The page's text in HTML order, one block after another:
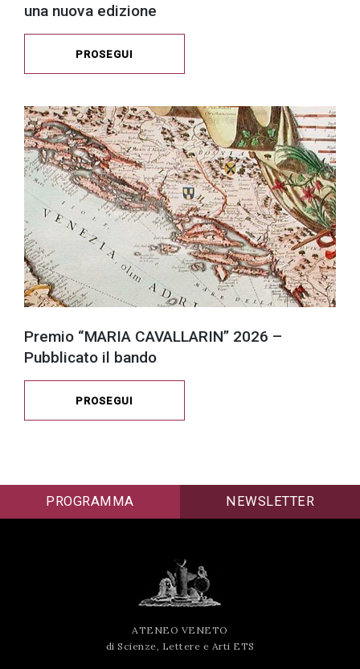
una nuova edizione
PROSEGUI
Premio “MARIA CAVALLARIN” 2026 –
Pubblicato il bando
PROSEGUI
PROGRAMMA NEWSLETTER
ATENEO VENETO
di Scienze, Lettere e Arti ETS